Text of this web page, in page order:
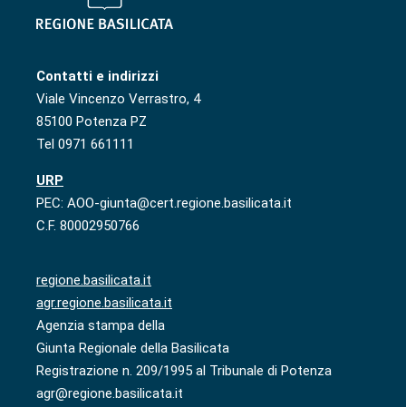
Contatti e indirizzi
Viale Vincenzo Verrastro, 4
85100 Potenza PZ
Tel 0971 661111
URP
PEC: AOO-giunta@cert.regione.basilicata.it
C.F. 80002950766
regione.basilicata.it
agr.regione.basilicata.it
Agenzia stampa della
Giunta Regionale della Basilicata
Registrazione n. 209/1995 al Tribunale di Potenza
agr@regione.basilicata.it